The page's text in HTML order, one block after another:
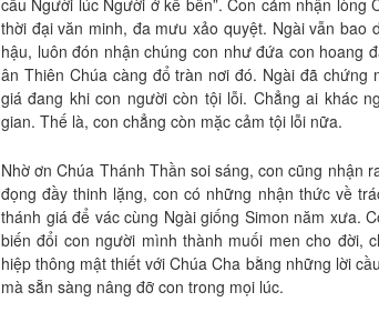
cầu Người lúc Người ở kề bên”. Con cảm nhận
thời đại văn minh, đa mưu xảo quyệt. Ngài vẫn
hậu, luôn đón nhận chúng con như đứa con hoang
ân Thiên Chúa càng đổ tràn nơi đó. Ngài đã
giá đang khi con người còn tội lỗi. Chẳng ai khác
gian. Thế là, con chẳng còn mặc cảm tội lỗi nữa.
Nhờ ơn Chúa Thánh Thần soi sáng, con cũng nhận
đọng đầy thinh lặng, con có những nhận thức về
thánh giá để vác cùng Ngài giống Simon năm xưa.
biến đổi con người mình thành muối men cho đời,
hiệp thông mật thiết với Chúa Cha bằng những lời
mà sẵn sàng nâng đỡ con trong mọi lúc.